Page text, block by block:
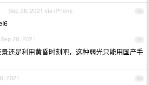
18
Sep 28, 2021 via iPhone
19
Sep 28, 2021
还是利用黄昏时刻吧，这种弱光只能用国产手
20
2021